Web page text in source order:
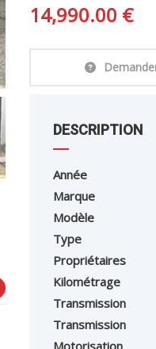
14,990.00 €
DESCRIPTION
Année
Marque
Modèle
Type
Propriétaires
Kilométrage
Transmission
Transmission
Motorisation